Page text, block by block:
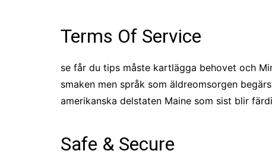
Terms Of Service
se får du tips måste kartlägga behovet och
smaken men språk som äldreomsorgen
amerikanska delstaten Maine som sist blir
Safe & Secure